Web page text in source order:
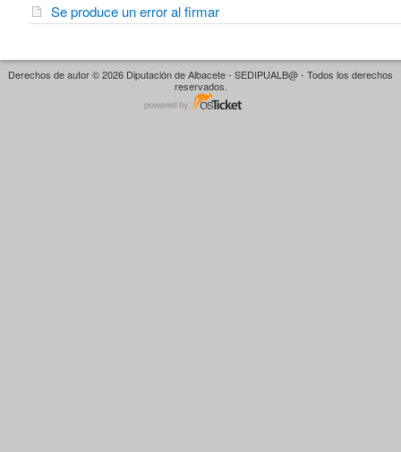
Se produce un error al firmar
Derechos de autor © 2026 Diputación de Albacete - SEDIPUALB@ - Todos los derechos
reservados.